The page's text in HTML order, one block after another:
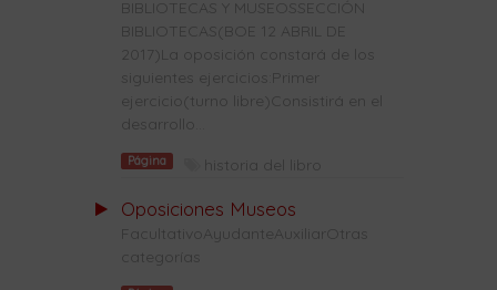
BIBLIOTECAS Y MUSEOSSECCIÓN
BIBLIOTECAS(BOE 12 ABRIL DE
2017)La oposición constará de los
siguientes ejercicios:Primer
ejercicio(turno libre)Consistirá en el
desarrollo...
Página historia del libro
Oposiciones Museos
FacultativoAyudanteAuxiliarOtras
categorías